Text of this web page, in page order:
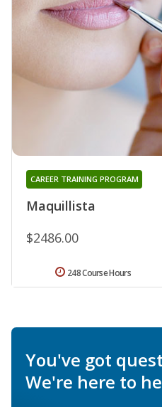
Maquillista
CAREER TRAINING PROGRAM
$2486.00
248 Course Hours
You've got
We're here to